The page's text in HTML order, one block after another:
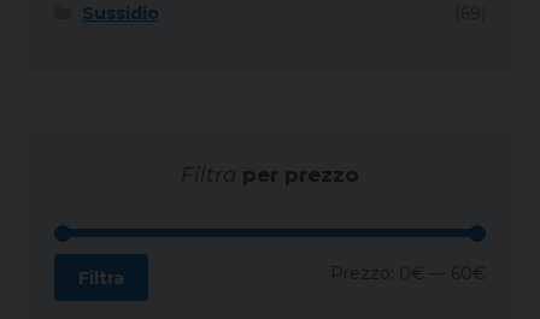
Sussidio
Filtra per prezzo
Filtra Prezzo: 0€ — 60€